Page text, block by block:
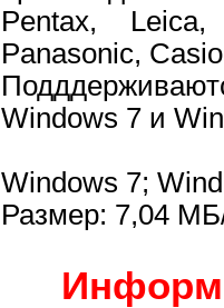
Pentax,
Panasonic,
Windows 7 и
Windows 7;
Размер: 7,04